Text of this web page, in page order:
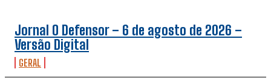
Jornal O Defensor – 6 de agosto de 2026 –
Versão Digital
GERAL